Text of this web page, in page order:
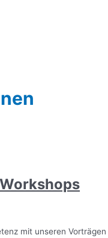
mit unseren Vorträgen